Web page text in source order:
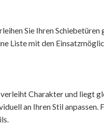
Sie Ihren
Liste mit den
Charakter und liegt
an Ihren Stil